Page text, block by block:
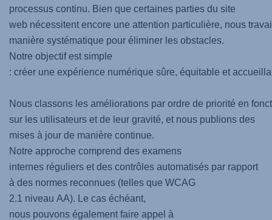
processus continu. Bien que certaines parties du site
web nécessitent encore une attention particulière, nous
manière systématique pour éliminer les obstacles.
Notre objectif est simple
: créer une expérience numérique sûre, équitable et
Nous classons les améliorations par ordre de priorité en
sur les utilisateurs et de leur gravité, et nous publions des
mises à jour de manière continue.
Notre approche comprend des examens
internes réguliers et des contrôles automatisés par rapport
à des normes reconnues (telles que WCAG
2.1 niveau AA). Le cas échéant,
nous pouvons également faire appel à